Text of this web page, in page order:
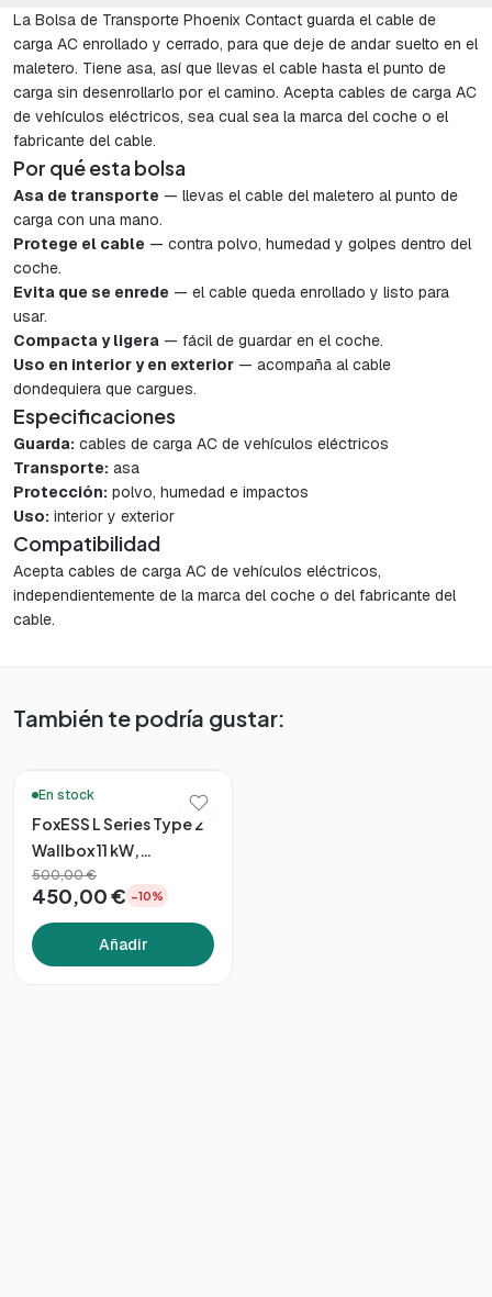
La Bolsa de Transporte Phoenix Contact guarda el cable de
carga AC enrollado y cerrado, para que deje de andar suelto en el
maletero. Tiene asa, así que llevas el cable hasta el punto de
carga sin desenrollarlo por el camino. Acepta cables de carga AC
de vehículos eléctricos, sea cual sea la marca del coche o el
fabricante del cable.
Por qué esta bolsa
Asa de transporte — llevas el cable del maletero al punto de
carga con una mano.
Protege el cable — contra polvo, humedad y golpes dentro del
coche.
Evita que se enrede — el cable queda enrollado y listo para
usar.
Compacta y ligera — fácil de guardar en el coche.
Uso en interior y en exterior — acompaña al cable
dondequiera que cargues.
Especificaciones
Guarda: cables de carga AC de vehículos eléctricos
Transporte: asa
Protección: polvo, humedad e impactos
Uso: interior y exterior
Compatibilidad
Acepta cables de carga AC de vehículos eléctricos,
independientemente de la marca del coche o del fabricante del
cable.
También te podría gustar:
En stock
FoxESS L Series Type 2
Wallbox 11 kW,
App/WiFi/Bluetooth
500,00 €
450,00 € −10%
Añadir